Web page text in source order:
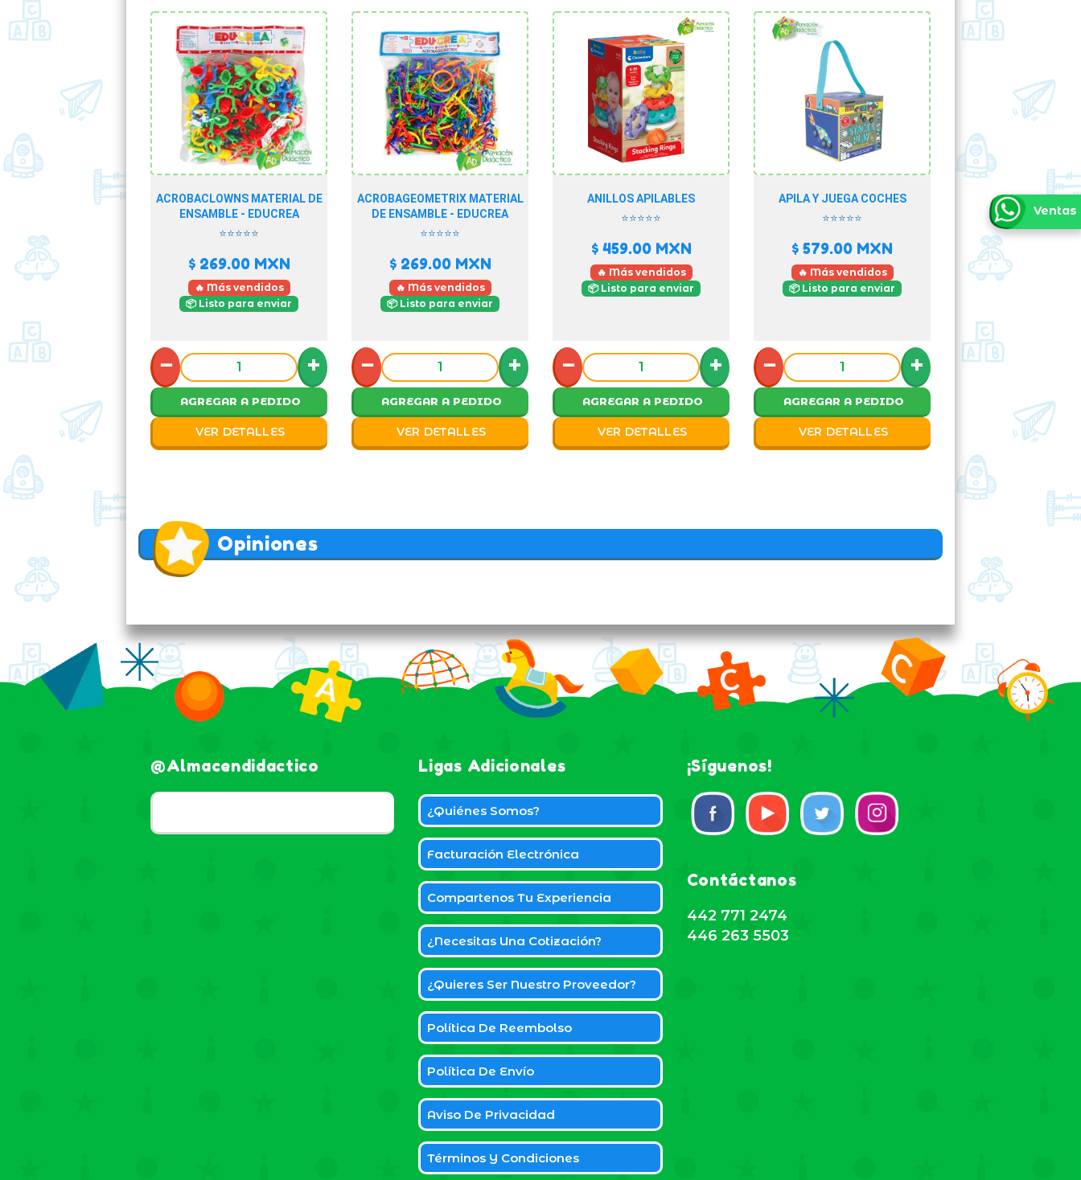
ACROBACLOWNS MATERIAL DE
ENSAMBLE - EDUCREA
⭐⭐⭐⭐⭐
$ 269.00MXN
🔥 Más vendidos
📦 Listo para enviar
− +
AGREGAR A PEDIDO
VER DETALLES
ACROBAGEOMETRIX MATERIAL
DE ENSAMBLE - EDUCREA
⭐⭐⭐⭐⭐
$ 269.00MXN
🔥 Más vendidos
📦 Listo para enviar
− +
AGREGAR A PEDIDO
VER DETALLES
ANILLOS APILABLES
⭐⭐⭐⭐⭐
$ 459.00MXN
🔥 Más vendidos
📦 Listo para enviar
− +
AGREGAR A PEDIDO
VER DETALLES
APILA Y JUEGA COCHES
⭐⭐⭐⭐⭐
$ 579.00 MXN
🔥 Más vendidos
📦 Listo para enviar
− +
AGREGAR A PEDIDO
VER DETALLES
Opiniones
@almacendidactico Ligas Adicionales
¿Quiénes Somos?
Facturación Electrónica
Compartenos Tu Experiencia
¿Necesitas Una Cotización?
¿Quieres Ser Nuestro Proveedor?
Política De Reembolso
Política De Envío
Aviso De Privacidad
Términos Y Condiciones
¡Síguenos!
Contáctanos
442 771 2474
446 263 5503
Ventas